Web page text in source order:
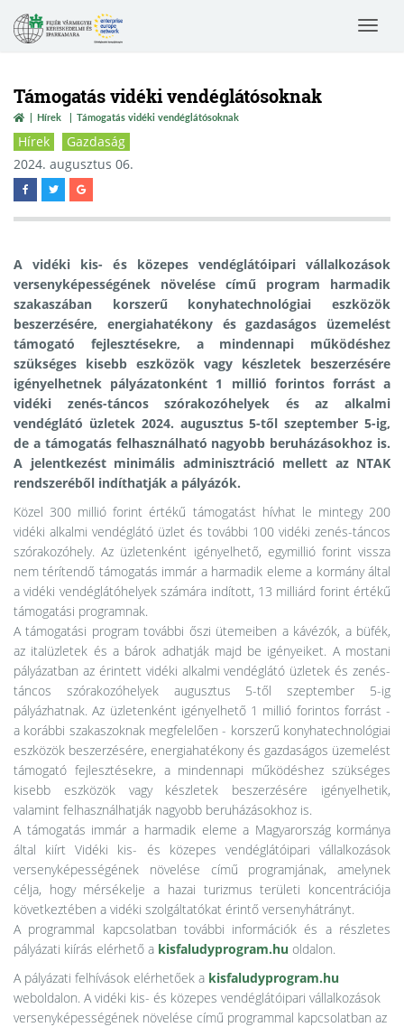
Toggle
Támogatás vidéki vendéglátósoknak
Hírek Támogatás vidéki vendéglátósoknak
Hírek
Gazdaság
2024. augusztus 06.
A vidéki kis- és közepes vendéglátóipari vállalkozások
versenyképességének növelése című program harmadik
szakaszában korszerű konyhatechnológiai eszközök
beszerzésére, energiahatékony és gazdaságos üzemelést
támogató fejlesztésekre, a mindennapi működéshez
szükséges kisebb eszközök vagy készletek beszerzésére
igényelhetnek pályázatonként 1 millió forintos forrást a
vidéki zenés-táncos szórakozóhelyek és az alkalmi
vendéglátó üzletek 2024. augusztus 5-től szeptember 5-ig,
de a támogatás felhasználható nagyobb beruházásokhoz is.
A jelentkezést minimális adminisztráció mellett az NTAK
rendszeréből indíthatják a pályázók.
Közel 300 millió forint értékű támogatást hívhat le mintegy 200
vidéki alkalmi vendéglátó üzlet és további 100 vidéki zenés-táncos
szórakozóhely. Az üzletenként igényelhető, egymillió forint vissza
nem térítendő támogatás immár a harmadik eleme a kormány által
a vidéki vendéglátóhelyek számára indított, 13 milliárd forint értékű
támogatási programnak.
A támogatási program további őszi ütemeiben a kávézók, a büfék,
az italüzletek és a bárok adhatják majd be igényeiket. A mostani
pályázatban az érintett vidéki alkalmi vendéglátó üzletek és zenés-
táncos szórakozóhelyek augusztus 5-től szeptember 5-ig
pályázhatnak. Az üzletenként igényelhető 1 millió forintos forrást -
a korábbi szakaszoknak megfelelően - korszerű konyhatechnológiai
eszközök beszerzésére, energiahatékony és gazdaságos üzemelést
támogató fejlesztésekre, a mindennapi működéshez szükséges
kisebb eszközök vagy készletek beszerzésére igényelhetik,
valamint felhasználhatják nagyobb beruházásokhoz is.
A támogatás immár a harmadik eleme a Magyarország kormánya
által kiírt Vidéki kis- és közepes vendéglátóipari vállalkozások
versenyképességének növelése című programjának, amelynek
célja, hogy mérsékelje a hazai turizmus területi koncentrációja
következtében a vidéki szolgáltatókat érintő versenyhátrányt.
A programmal kapcsolatban további információk és a részletes
pályázati kiírás elérhető a kisfaludyprogram.hu oldalon.
A pályázati felhívások elérhetőek a kisfaludyprogram.hu
weboldalon. A vidéki kis- és közepes vendéglátóipari vállalkozások
versenyképességének növelése című programmal kapcsolatban az